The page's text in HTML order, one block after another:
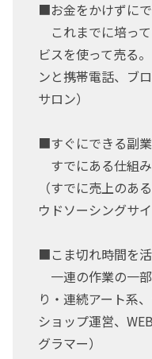
■お金をかけずに
これまでに培っ
ビスを使って売る
ンと携帯電話、ブ
サロン）
■すぐにできる副業
すでにある仕組
（すでに売上のあ
ウドソーシングサ
■こま切れ時間を
一連の作業の一
り・連続アート系
ショップ運営、
グラマー）